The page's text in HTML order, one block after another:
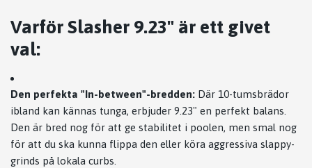
Varför Slasher 9.23" är ett givet
val:
Den perfekta "In-between"-bredden: Där 10-tumsbrädor
ibland kan kännas tunga, erbjuder 9.23" en perfekt balans.
Den är bred nog för att ge stabilitet i poolen, men smal nog
för att du ska kunna flippa den eller köra aggressiva slappy-
grinds på lokala curbs.